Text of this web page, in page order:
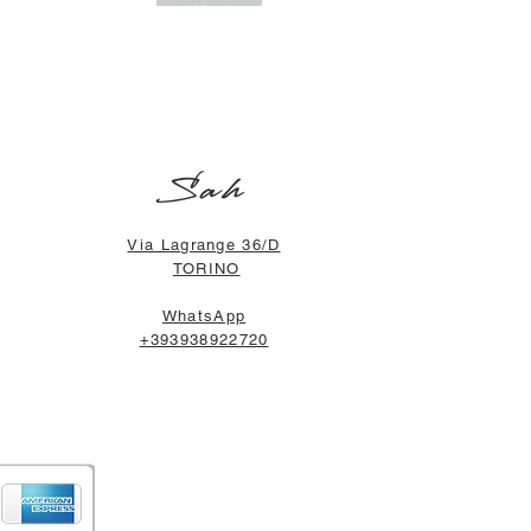
Sah
Via Lagrange 36/D
TORINO
WhatsApp
+393938922720